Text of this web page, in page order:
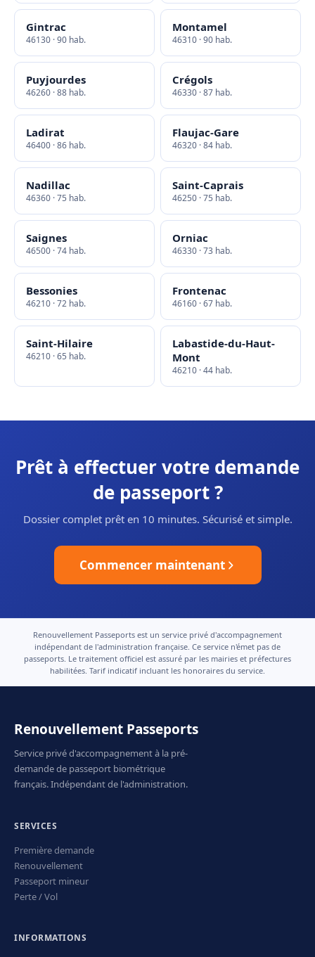
Gintrac
46130 · 90 hab.
Montamel
46310 · 90 hab.
Puyjourdes
46260 · 88 hab.
Crégols
46330 · 87 hab.
Ladirat
46400 · 86 hab.
Flaujac-Gare
46320 · 84 hab.
Nadillac
46360 · 75 hab.
Saint-Caprais
46250 · 75 hab.
Saignes
46500 · 74 hab.
Orniac
46330 · 73 hab.
Bessonies
46210 · 72 hab.
Frontenac
46160 · 67 hab.
Saint-Hilaire
46210 · 65 hab.
Labastide-du-Haut-
Mont
46210 · 44 hab.
Prêt à effectuer votre demande
de passeport ?
Dossier complet prêt en 10 minutes. Sécurisé et simple.
Commencer maintenant
Renouvellement Passeports est un service privé d'accompagnement
indépendant de l'administration française. Ce service n'émet pas de
passeports. Le traitement officiel est assuré par les mairies et préfectures
habilitées. Tarif indicatif incluant les honoraires du service.
Renouvellement Passeports
Service privé d'accompagnement à la pré-
demande de passeport biométrique
français. Indépendant de l'administration.
SERVICES
Première demande
Renouvellement
Passeport mineur
Perte / Vol
INFORMATIONS